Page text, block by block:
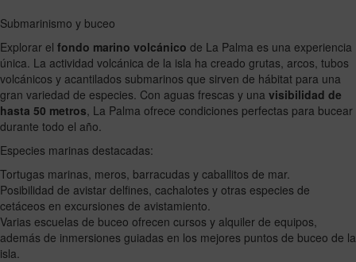
Submarinismo y buceo
Explorar el fondo marino volcánico de La Palma es una experiencia
única. La actividad volcánica de la isla ha creado grutas, arcos, tubos
volcánicos y acantilados submarinos que sirven de hábitat para una
gran variedad de especies. Con aguas frescas y una visibilidad de
hasta 50 metros , La Palma ofrece condiciones perfectas para bucear
durante todo el año.
Especies marinas destacadas:
Tortugas marinas, meros, barracudas y caballitos de mar.
Posibilidad de avistar delfines, cachalotes y otras especies de
cetáceos en excursiones de avistamiento.
Varias escuelas de buceo ofrecen cursos y alquiler de equipos,
además de inmersiones guiadas en los mejores puntos de buceo de la
isla.